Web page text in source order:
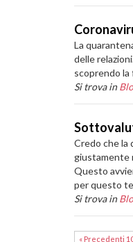
La
delle
scoprendo la
Si trova in
Credo che la
giustamente
Questo
per questo
Si trova in
« Precedenti